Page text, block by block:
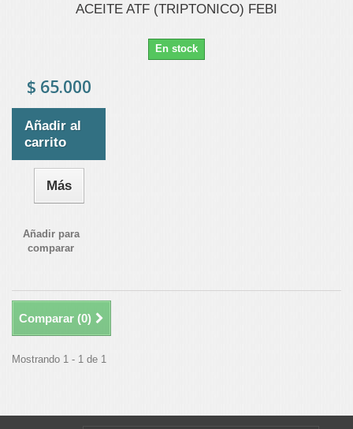
ACEITE ATF (TRIPTONICO) FEBI
En stock
$ 65.000
Añadir al
carrito
Más
Añadir para
comparar
Comparar (0)
Mostrando 1 - 1 de 1